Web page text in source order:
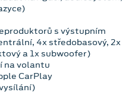
s výstupním
4x středobasový, 2x
a 1x subwoofer)
na volantu
CarPlay